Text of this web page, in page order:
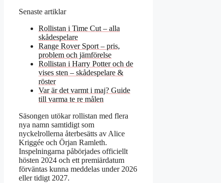
Senaste artiklar
Rollistan i Time Cut – alla
skådespelare
Range Rover Sport – pris,
problem och jämförelse
Rollistan i Harry Potter och de
vises sten – skådespelare &
röster
Var är det varmt i maj? Guide
till varma te re målen
Säsongen utökar rollistan med flera
nya namn samtidigt som
nyckelrollerna återbesätts av Alice
Kriggée och Örjan Ramleth.
Inspelningarna påbörjades officiellt
hösten 2024 och ett premiärdatum
förväntas kunna meddelas under 2026
eller tidigt 2027.